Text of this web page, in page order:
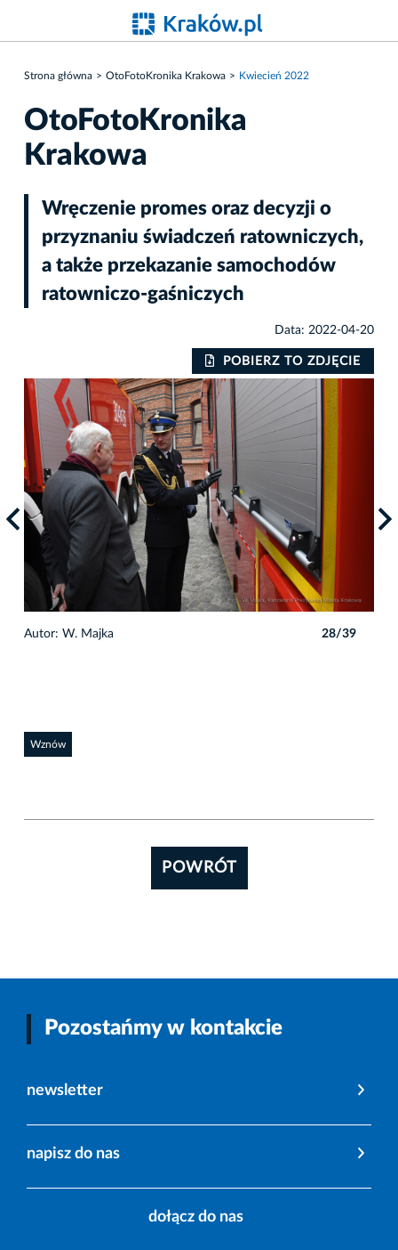
Strona główna OtoFotoKronika Krakowa Kwiecień 2022
OtoFotoKronika
Krakowa
Wręczenie promes oraz decyzji o
przyznaniu świadczeń ratowniczych,
a także przekazanie samochodów
ratowniczo-gaśniczych
Data: 2022-04-20
POBIERZ TO ZDJĘCIE
Autor: W. Majka 28/39
Wznów
POWRÓT
Pozostańmy w kontakcie
newsletter
napisz do nas
dołącz do nas